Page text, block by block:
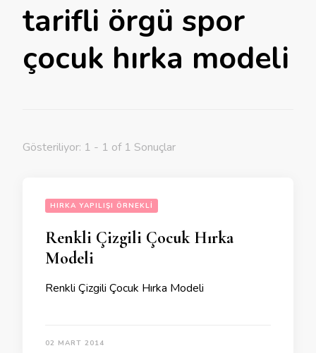
tarifli örgü spor
çocuk hırka modeli
Gösteriliyor: 1 - 1 of 1 Sonuçlar
HIRKA YAPILIŞI ÖRNEKLI
Renkli Çizgili Çocuk Hırka
Modeli
Renkli Çizgili Çocuk Hırka Modeli
02 MART 2014